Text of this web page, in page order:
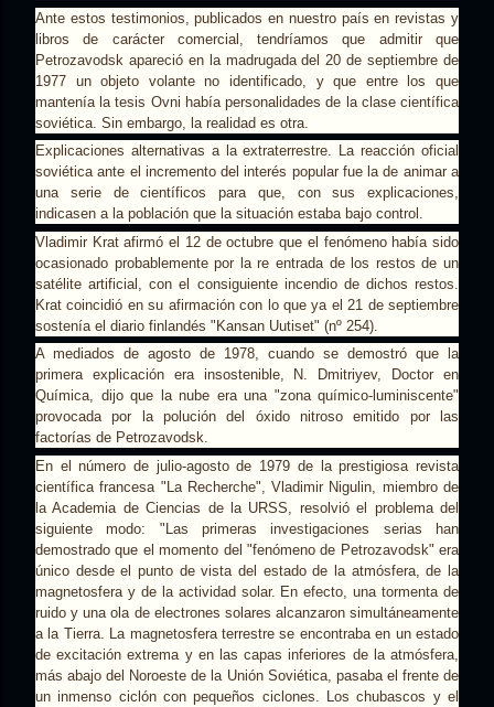
Ante estos testimonios, publicados en nuestro país en revistas y
libros de carácter comercial, tendríamos que admitir que
Petrozavodsk apareció en la madrugada del 20 de septiembre de
1977 un objeto volante no identificado, y que entre los que
mantenía la tesis Ovni había personalidades de la clase científica
soviética. Sin embargo, la realidad es otra.
Explicaciones alternativas a la extraterrestre. La reacción oficial
soviética ante el incremento del interés popular fue la de animar a
una serie de científicos para que, con sus explicaciones,
indicasen a la población que la situación estaba bajo control.
Vladimir Krat afirmó el 12 de octubre que el fenómeno había sido
ocasionado probablemente por la re entrada de los restos de un
satélite artificial, con el consiguiente incendio de dichos restos.
Krat coincidió en su afirmación con lo que ya el 21 de septiembre
sostenía el diario finlandés "Kansan Uutiset" (nº 254).
A mediados de agosto de 1978, cuando se demostró que la
primera explicación era insostenible, N. Dmitriyev, Doctor en
Química, dijo que la nube era una "zona químico-luminiscente"
provocada por la polución del óxido nitroso emitido por las
factorías de Petrozavodsk.
En el número de julio-agosto de 1979 de la prestigiosa revista
científica francesa "La Recherche", Vladimir Nigulin, miembro de
la Academia de Ciencias de la URSS, resolvió el problema del
siguiente modo: "Las primeras investigaciones serias han
demostrado que el momento del "fenómeno de Petrozavodsk" era
único desde el punto de vista del estado de la atmósfera, de la
magnetosfera y de la actividad solar. En efecto, una tormenta de
ruido y una ola de electrones solares alcanzaron simultáneamente
a la Tierra. La magnetosfera terrestre se encontraba en un estado
de excitación extrema y en las capas inferiores de la atmósfera,
más abajo del Noroeste de la Unión Soviética, pasaba el frente de
un inmenso ciclón con pequeños ciclones. Los chubascos y el